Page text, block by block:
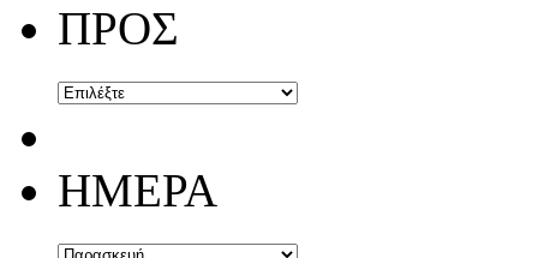
ΠΡΟΣ
ΗΜΕΡΑ